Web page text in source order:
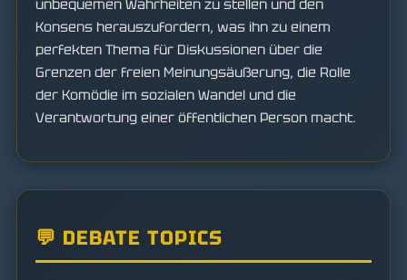
unbequemen Wahrheiten zu stellen und den
Konsens herauszufordern, was ihn zu einem
perfekten Thema für Diskussionen über die
Grenzen der freien Meinungsäußerung, die Rolle
der Komödie im sozialen Wandel und die
Verantwortung einer öffentlichen Person macht.
💬 DEBATE TOPICS